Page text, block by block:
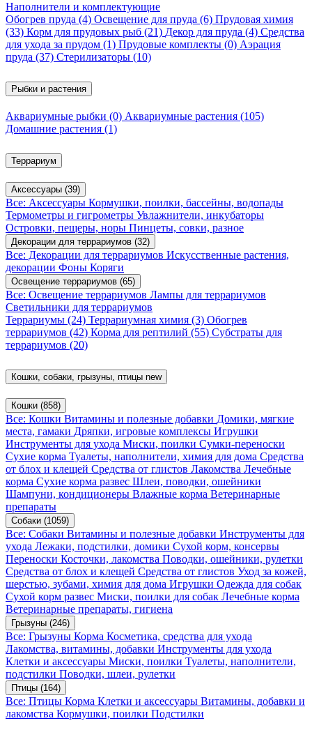
Наполнители и комплектующие
Обогрев пруда (4) Освещение для пруда (6) Прудовая химия
(33) Корм для прудовых рыб (21) Декор для пруда (4) Средства
для ухода за прудом (1) Прудовые комплекты (0) Аэрация
пруда (37) Стерилизаторы (10)
Рыбки и растения
Аквариумные рыбки (0) Аквариумные растения (105)
Домашние растения (1)
Террариум
Аксессуары (39)
Все: Аксессуары Кормушки, поилки, бассейны, водопады
Термометры и гигрометры Увлажнители, инкубаторы
Островки, пещеры, норы Пинцеты, совки, разное
Декорации для террариумов (32)
Все: Декорации для террариумов Искусственные растения,
декорации Фоны Коряги
Освещение террариумов (65)
Все: Освещение террариумов Лампы для террариумов
Светильники для террариумов
Террариумы (24) Террариумная химия (3) Обогрев
террариумов (42) Корма для рептилий (55) Субстраты для
террариумов (20)
Кошки, собаки, грызуны, птицы new
Кошки (858)
Все: Кошки Витамины и полезные добавки Домики, мягкие
места, гамаки Дряпки, игровые комплексы Игрушки
Инструменты для ухода Миски, поилки Сумки-переноски
Сухие корма Туалеты, наполнители, химия для дома Средства
от блох и клещей Средства от глистов Лакомства Лечебные
корма Сухие корма развес Шлеи, поводки, ошейники
Шампуни, кондиционеры Влажные корма Ветеринарные
препараты
Собаки (1059)
Все: Собаки Витамины и полезные добавки Инструменты для
ухода Лежаки, подстилки, домики Сухой корм, консервы
Переноски Косточки, лакомства Поводки, ошейники, рулетки
Средства от блох и клещей Средства от глистов Уход за кожей,
шерстью, зубами, химия для дома Игрушки Одежда для собак
Сухой корм развес Миски, поилки для собак Лечебные корма
Ветеринарные препараты, гигиена
Грызуны (246)
Все: Грызуны Корма Косметика, средства для ухода
Лакомства, витамины, добавки Инструменты для ухода
Клетки и аксессуары Миски, поилки Туалеты, наполнители,
подстилки Поводки, шлеи, рулетки
Птицы (164)
Все: Птицы Корма Клетки и аксессуары Витамины, добавки и
лакомства Кормушки, поилки Подстилки